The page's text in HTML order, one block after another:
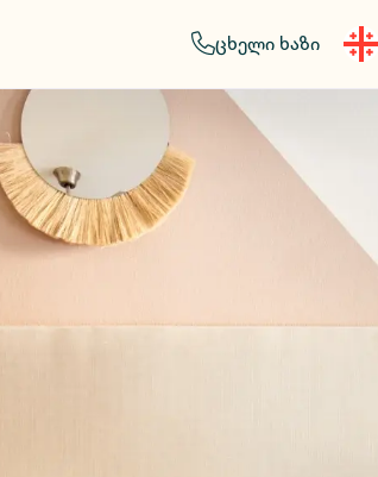
ცხელი ხაზი